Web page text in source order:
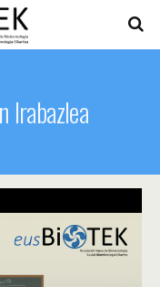
Irabazlea